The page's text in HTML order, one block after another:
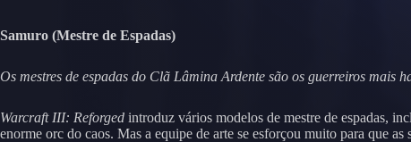
Samuro (Mestre de Espadas)
Os mestres de espadas do Clã Lâmina Ardente são os guerreiros mais
Warcraft III: Reforged introduz vários modelos de mestre de espadas,
enorme orc do caos. Mas a equipe de arte se esforçou muito para que